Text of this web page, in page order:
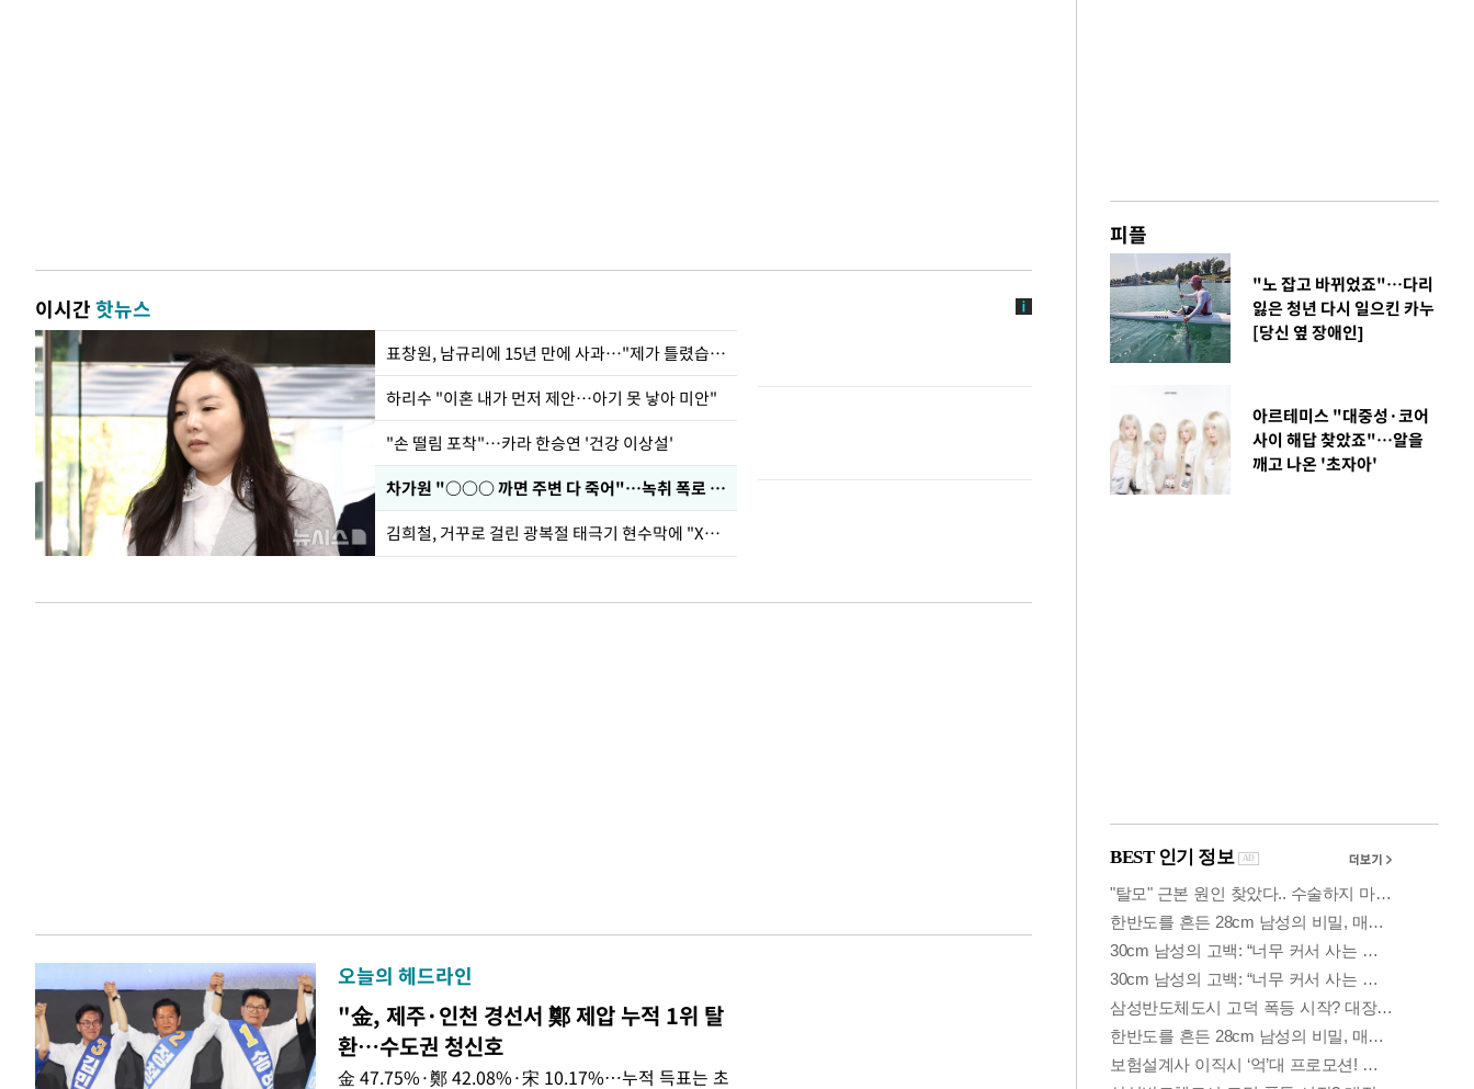
이시간핫뉴스
표창원, 남규리에 15년 만에 사과…"제가 틀렸습니다"
하리수 "이혼 내가 먼저 제안…아기 못 낳아 미안"
"손 떨림 포착"…카라 한승연 '건강 이상설'
차가원 "○○○ 까면 주변 다 죽어"…녹취 폭로 파장
김희철, 거꾸로 걸린 광복절 태극기 현수막에 "X돌았네"
오늘의 헤드라인
"金, 제주·인천 경선서 鄭 제압 누적 1위 탈
환…수도권 청신호
金 47.75%·鄭 42.08%·宋 10.17%…누적 득표는 초
피플
"노 잡고 바뀌었죠"…다리
잃은 청년 다시 일으킨 카누
[당신 옆 장애인]
아르테미스 "대중성·코어
사이 해답 찾았죠"…알을
깨고 나온 '초자아'